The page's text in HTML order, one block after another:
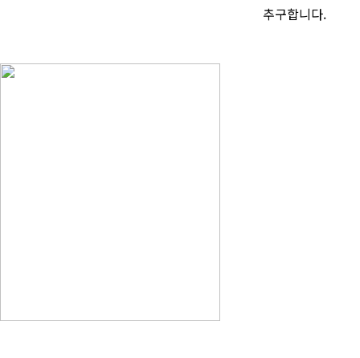
추구합니다.